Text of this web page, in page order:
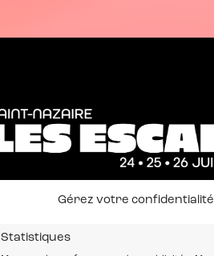
Gérez votre confidentialité
Statistiques